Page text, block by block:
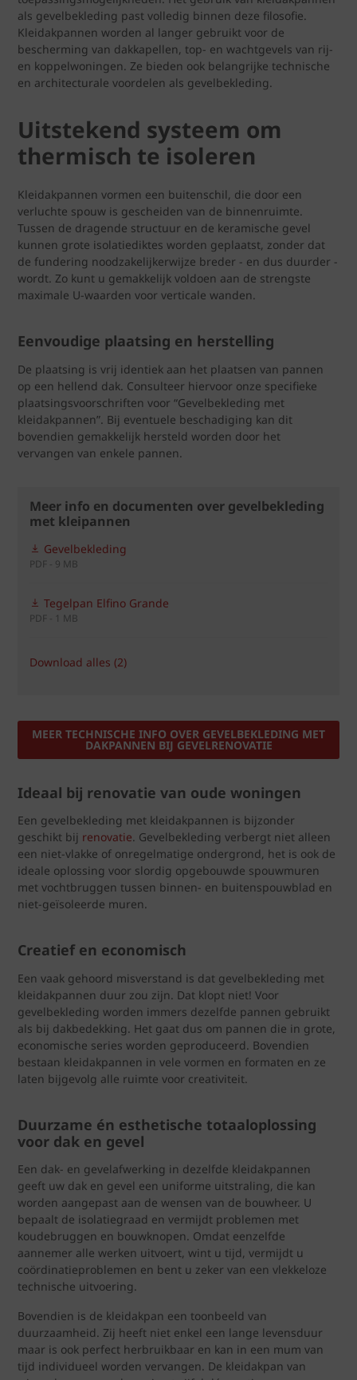
als gevelbekleding past volledig binnen deze filosofie.
Kleidakpannen worden al langer gebruikt voor de
bescherming van dakkapellen, top- en wachtgevels van rij-
en koppelwoningen. Ze bieden ook belangrijke technische
en architecturale voordelen als gevelbekleding.
Uitstekend systeem om
thermisch te isoleren
Kleidakpannen vormen een buitenschil, die door een
verluchte spouw is gescheiden van de binnenruimte.
Tussen de dragende structuur en de keramische gevel
kunnen grote isolatiediktes worden geplaatst, zonder dat
de fundering noodzakelijkerwijze breder - en dus duurder -
wordt. Zo kunt u gemakkelijk voldoen aan de strengste
maximale U-waarden voor verticale wanden.
Eenvoudige plaatsing en herstelling
De plaatsing is vrij identiek aan het plaatsen van pannen
op een hellend dak. Consulteer hiervoor onze specifieke
plaatsingsvoorschriften voor “Gevelbekleding met
kleidakpannen”. Bij eventuele beschadiging kan dit
bovendien gemakkelijk hersteld worden door het
vervangen van enkele pannen.
Meer info en documenten over gevelbekleding
met kleipannen
Gevelbekleding
PDF - 9 MB
Tegelpan Elfino Grande
PDF - 1 MB
Download alles (2)
MEER TECHNISCHE INFO OVER GEVELBEKLEDING MET
DAKPANNEN BIJ GEVELRENOVATIE
Ideaal bij renovatie van oude woningen
Een gevelbekleding met kleidakpannen is bijzonder
geschikt bij renovatie. Gevelbekleding verbergt niet alleen
een niet-vlakke of onregelmatige ondergrond, het is ook de
ideale oplossing voor slordig opgebouwde spouwmuren
met vochtbruggen tussen binnen- en buitenspouwblad en
niet-geïsoleerde muren.
Creatief en economisch
Een vaak gehoord misverstand is dat gevelbekleding met
kleidakpannen duur zou zijn. Dat klopt niet! Voor
gevelbekleding worden immers dezelfde pannen gebruikt
als bij dakbedekking. Het gaat dus om pannen die in grote,
economische series worden geproduceerd. Bovendien
bestaan kleidakpannen in vele vormen en formaten en ze
laten bijgevolg alle ruimte voor creativiteit.
Duurzame én esthetische totaaloplossing
voor dak en gevel
Een dak- en gevelafwerking in dezelfde kleidakpannen
geeft uw dak en gevel een uniforme uitstraling, die kan
worden aangepast aan de wensen van de bouwheer. U
bepaalt de isolatiegraad en vermijdt problemen met
koudebruggen en bouwknopen. Omdat eenzelfde
aannemer alle werken uitvoert, wint u tijd, vermijdt u
coördinatieproblemen en bent u zeker van een vlekkeloze
technische uitvoering.
Bovendien is de kleidakpan een toonbeeld van
duurzaamheid. Zij heeft niet enkel een lange levensduur
maar is ook perfect herbruikbaar en kan in een mum van
tijd individueel worden vervangen. De kleidakpan van